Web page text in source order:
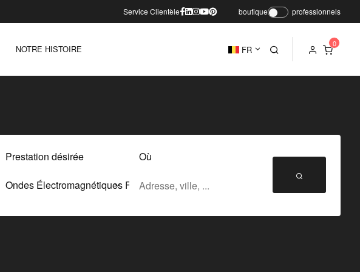
Service Clientèle boutique professionnels
NOTRE HISTOIRE FR
Prestation désirée Où